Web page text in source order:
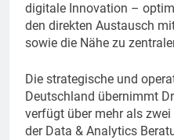
digitale Innovation –
den direkten Austausch
sowie die Nähe zu
Die strategische und
Deutschland übernimmt
verfügt über mehr als
der Data & Analytics